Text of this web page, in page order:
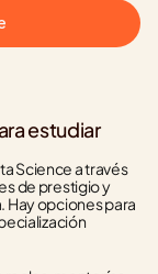
estudiar
Science a través
de prestigio y
Hay opciones para